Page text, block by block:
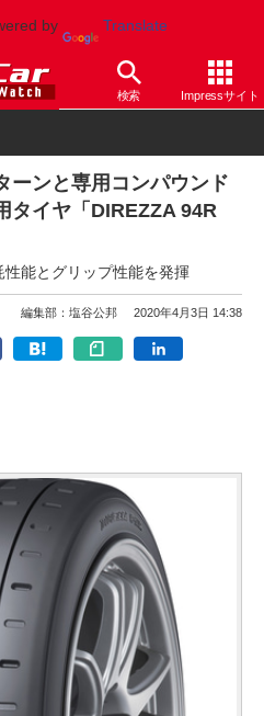
by Translate
検索 Impressサイト
プ スポーツ
ーンと専用コンパウンド
タイヤ「DIREZZA 94R
性能とグリップ性能を発揮
編集部：塩谷公邦 2020年4月3日 14:38